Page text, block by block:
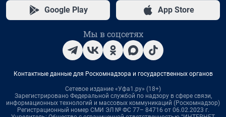
Google Play App Store
Мы в соцсетях
Контактные данные для Роскомнадзора и государственных органов
Сетевое издание «Уфа1.ру» (18+)
Зарегистрировано Федеральной службой по надзору в сфере связи,
информационных технологий и массовых коммуникаций (Роскомнадзор)
Регистрационный номер СМИ ЭЛ № ФС 77– 84716 от 06.02.2023 г.